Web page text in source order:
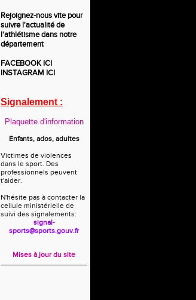
Rejoignez-nous vite pour
suivre l'actualité de
l'athlétisme dans notre
département
FACEBOOKICI
INSTAGRAM ICI
Signalement :
Plaquette d'information
Enfants, ados, adultes
Victimes de violences
dans le sport. Des
professionnels peuvent
t'aider.
N'hésite pas à contacter la
cellule ministérielle de
suivi des signalements:
signal-
sports@sports.gouv.fr
Mises à jour du site